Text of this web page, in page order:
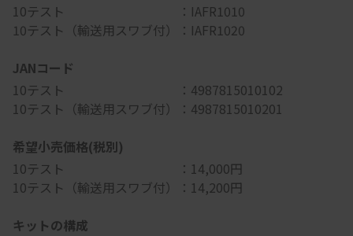
10テスト ：IAFR1010
10テスト（輸送用スワブ付）：IAFR1020
JANコード
10テスト ：4987815010102
10テスト（輸送用スワブ付）：4987815010201
希望小売価格(税別)
10テスト ：14,000円
10テスト（輸送用スワブ付）：14,200円
キットの構成